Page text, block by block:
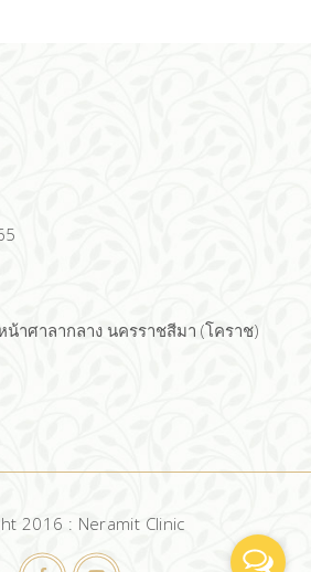
น้าศาลากลาง นครราชสีมา (โคราช)
2016 : Neramit Clinic